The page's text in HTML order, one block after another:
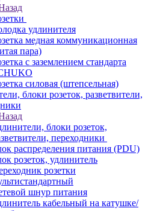
удлинителя
медная коммуникационная
пара)
с заземлением стандарта
силовая (штепсельная)
блоки розеток, разветвители,
блоки розеток,
переходники
распределения питания (PDU)
розеток, удлинитель
розетки
шнур питания
кабельный на катушке/